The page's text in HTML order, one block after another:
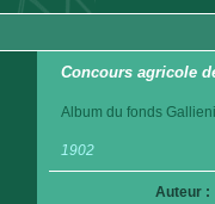
Concours agricole
Album du fonds
1902
Auteur :